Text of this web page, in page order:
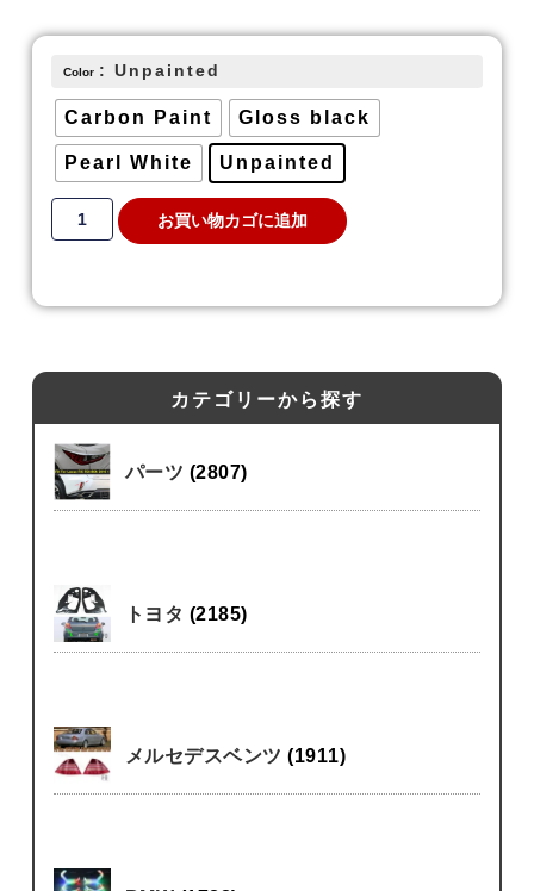
カテゴリーから探す
パーツ (2807)
トヨタ (2185)
メルセデスベンツ(1911)
Color : Unpainted
Carbon Paint Gloss black
Pearl White Unpainted
お買い物カゴに追加